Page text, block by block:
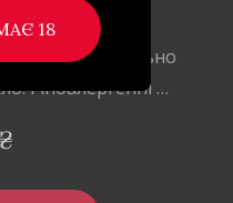
125МЛ.
основі, ідеально
Гіпоалергенні …